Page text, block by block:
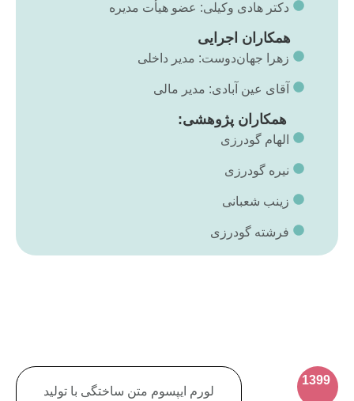
دکتر هادی وکیلی: عضو هیأت مدیره
همکاران اجرایی
زهرا جهان‌دوست: مدیر داخلی
آقای عین آبادی: مدیر مالی
همکاران پژوهشی:
الهام گودرزی
نیره گودرزی
زینب شعبانی
فرشته گودرزی
1399
لورم ایپسوم متن ساختگی با تولید